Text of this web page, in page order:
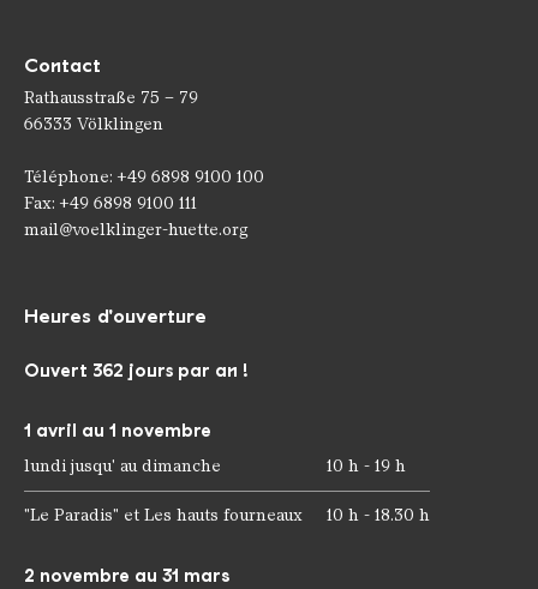
Contact
Rathausstraße 75 – 79
66333 Völklingen
Téléphone: +49 6898 9100 100
Fax: +49 6898 9100 111
mail@voelklinger-huette.org
Heures d'ouverture
Ouvert 362 jours par an !
1 avril au 1 novembre
lundi jusqu' au dimanche 10 h - 19 h
"Le Paradis" et Les hauts fourneaux 10 h - 18.30 h
2 novembre au 31 mars